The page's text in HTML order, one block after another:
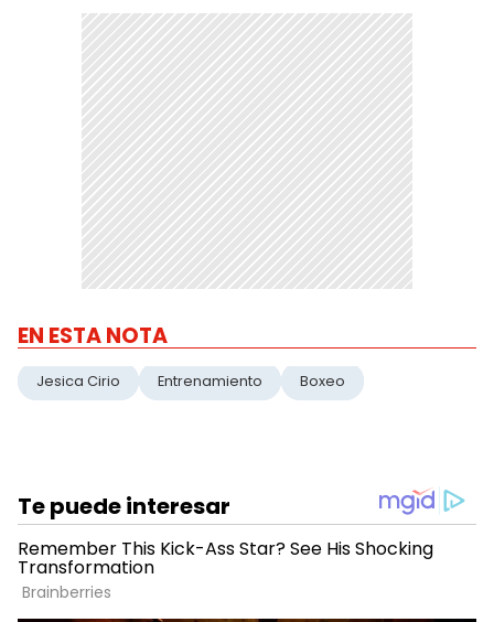
EN ESTA NOTA
Jesica Cirio Entrenamiento Boxeo